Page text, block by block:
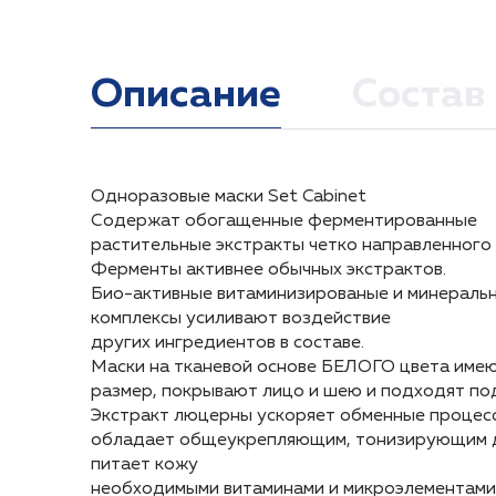
Описание
Одноразовые маски Set Cabinet
Содержат обогащенные ферментированные
растительные экстракты четко направленного
Ферменты активнее обычных экстрактов.
Био-активные витаминизированые и
комплексы усиливают воздействие
других ингредиентов в составе.
Маски на тканевой основе БЕЛОГО цвета
размер, покрывают лицо и шею и подходят
Экстракт люцерны ускоряет обменные
обладает общеукрепляющим, тонизирующим
питает кожу
необходимыми витаминами и
Активные компоненты:
– Экстракт люцерны
– Протеины Люпина
– Экстракт красных водорослей
Состав: Deionized water, Medicago sativa
Phenoxyethanol, Aloe Barbadensis leaf gel,
Sodium hyaluronate, Sodium Anisate, Sodium
Аккуратно извлечь тканевую маску с
лица и шеи. Необходимо максимальное
остатки действующего состава по коже лица
курсами 7-10 дней 1 раз в день.
Одноразовые маски Set Cabinet
Содержат обогащенные ферментированные
растительные экстракты четко направленного
Ферменты активнее обычных экстрактов.
Био-активные витаминизированые и
комплексы усиливают воздействие
других ингредиентов в составе.
Маски на тканевой основе БЕЛОГО цвета
размер, покрывают лицо и шею и подходят
Экстракт люцерны ускоряет обменные
обладает общеукрепляющим, тонизирующим
питает кожу
необходимыми витаминами и